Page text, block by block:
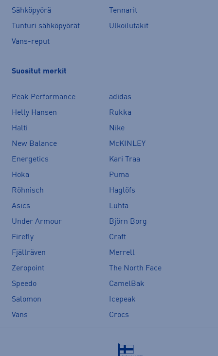
Sähköpyörä
Tennarit
Tunturi sähköpyörät
Ulkoilutakit
Vans-reput
Suositut merkit
Peak Performance
adidas
Helly Hansen
Rukka
Halti
Nike
New Balance
McKINLEY
Energetics
Kari Traa
Hoka
Puma
Röhnisch
Haglöfs
Asics
Luhta
Under Armour
Björn Borg
Firefly
Craft
Fjällräven
Merrell
Zeropoint
The North Face
Speedo
CamelBak
Salomon
Icepeak
Vans
Crocs